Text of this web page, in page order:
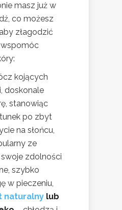
masz już w
co możesz
złagodzić
wspomóc
kojących
doskonale
stanowiąc
po zbyt
na słońcu,
ze
zdolności
szybko
w pieczeniu,
naturalny lub